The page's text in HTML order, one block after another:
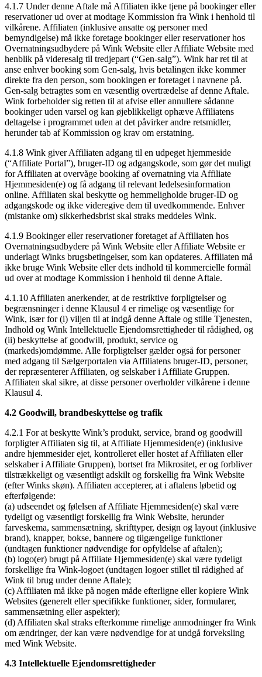
4.1.7 Under denne Aftale må Affiliaten ikke tjene på bookinger eller
reservationer ud over at modtage Kommission fra Wink i henhold til
vilkårene. Affiliaten (inklusive ansatte og personer med
bemyndigelse) må ikke foretage bookinger eller reservationer hos
Overnatningsudbydere på Wink Website eller Affiliate Website med
henblik på videresalg til tredjepart (“Gen-salg”). Wink har ret til at
anse enhver booking som Gen-salg, hvis betalingen ikke kommer
direkte fra den person, som bookingen er foretaget i navnene på.
Gen-salg betragtes som en væsentlig overtrædelse af denne Aftale.
Wink forbeholder sig retten til at afvise eller annullere sådanne
bookinger uden varsel og kan øjeblikkeligt ophæve Affiliatens
deltagelse i programmet uden at det påvirker andre retsmidler,
herunder tab af Kommission og krav om erstatning.
4.1.8 Wink giver Affiliaten adgang til en udpeget hjemmeside
(“Affiliate Portal”), bruger-ID og adgangskode, som gør det muligt
for Affiliaten at overvåge booking af overnatning via Affiliate
Hjemmesiden(e) og få adgang til relevant ledelsesinformation
online. Affiliaten skal beskytte og hemmeligholde bruger-ID og
adgangskode og ikke videregive dem til uvedkommende. Enhver
(mistanke om) sikkerhedsbrist skal straks meddeles Wink.
4.1.9 Bookinger eller reservationer foretaget af Affiliaten hos
Overnatningsudbydere på Wink Website eller Affiliate Website er
underlagt Winks brugsbetingelser, som kan opdateres. Affiliaten må
ikke bruge Wink Website eller dets indhold til kommercielle formål
ud over at modtage Kommission i henhold til denne Aftale.
4.1.10 Affiliaten anerkender, at de restriktive forpligtelser og
begrænsninger i denne Klausul 4 er rimelige og væsentlige for
Wink, især for (i) viljen til at indgå denne Aftale og stille Tjenesten,
Indhold og Wink Intellektuelle Ejendomsrettigheder til rådighed, og
(ii) beskyttelse af goodwill, produkt, service og
(markeds)omdømme. Alle forpligtelser gælder også for personer
med adgang til Sælgerportalen via Affiliatens bruger-ID, personer,
der repræsenterer Affiliaten, og selskaber i Affiliate Gruppen.
Affiliaten skal sikre, at disse personer overholder vilkårene i denne
Klausul 4.
4.2 Goodwill, brandbeskyttelse og trafik
4.2.1 For at beskytte Wink’s produkt, service, brand og goodwill
forpligter Affiliaten sig til, at Affiliate Hjemmesiden(e) (inklusive
andre hjemmesider ejet, kontrolleret eller hostet af Affiliaten eller
selskaber i Affiliate Gruppen), bortset fra Mikrositet, er og forbliver
tilstrækkeligt og væsentligt adskilt og forskellig fra Wink Website
(efter Winks skøn). Affiliaten accepterer, at i aftalens løbetid og
efterfølgende:
(a) udseendet og følelsen af Affiliate Hjemmesiden(e) skal være
tydeligt og væsentligt forskellig fra Wink Website, herunder
farveskema, sammensætning, skrifttyper, design og layout (inklusive
brand), knapper, bokse, bannere og tilgængelige funktioner
(undtagen funktioner nødvendige for opfyldelse af aftalen);
(b) logo(er) brugt på Affiliate Hjemmesiden(e) skal være tydeligt
forskellige fra Wink-logoet (undtagen logoer stillet til rådighed af
Wink til brug under denne Aftale);
(c) Affiliaten må ikke på nogen måde efterligne eller kopiere Wink
Websites (generelt eller specifikke funktioner, sider, formularer,
sammensætning eller aspekter);
(d) Affiliaten skal straks efterkomme rimelige anmodninger fra Wink
om ændringer, der kan være nødvendige for at undgå forveksling
med Wink Website.
4.3 Intellektuelle Ejendomsrettigheder